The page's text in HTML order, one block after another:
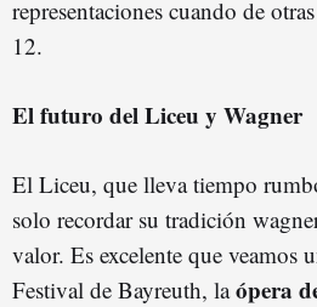
representaciones cuando de
12.
El futuro del Liceu y Wagner
El Liceu, que lleva tiempo
solo recordar su tradición
valor. Es excelente que veamos
Festival de Bayreuth, laópera